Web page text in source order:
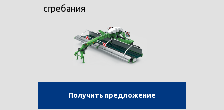
сгребания
Получить предложение